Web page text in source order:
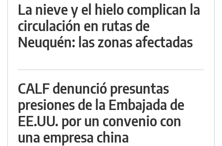
La nieve y el hielo complican la
circulación en rutas de
Neuquén: las zonas afectadas
CALF denunció presuntas
presiones de la Embajada de
EE.UU. por un convenio con
una empresa china